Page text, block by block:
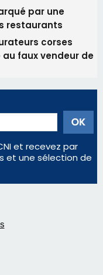
et recevez par
et une sélection de